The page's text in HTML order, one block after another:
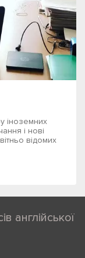
іноземних
і нові
відомих
англійської